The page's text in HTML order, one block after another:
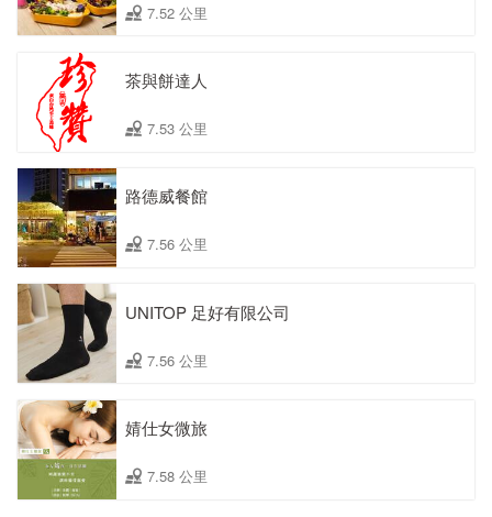
7.52 公里
茶與餅達人
7.53 公里
路德威餐館
7.56 公里
UNITOP 足好有限公司
7.56 公里
婧仕女微旅
7.58 公里